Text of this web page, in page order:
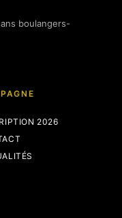
boulangers-
2026